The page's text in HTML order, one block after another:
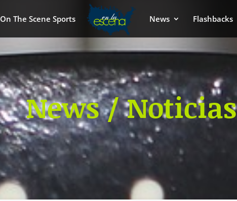
On The Scene Sports News Flashbacks
News / Noticias